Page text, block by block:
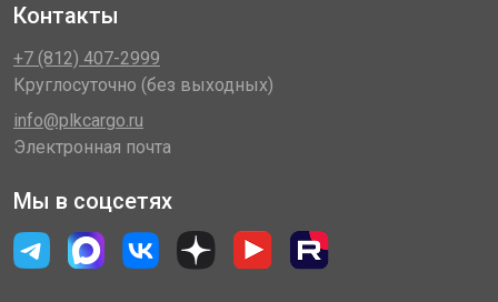
Контакты
+7 (812) 407-2999
Круглосуточно (без выходных)
info@plkcargo.ru
Электронная почта
Мы в соцсетях